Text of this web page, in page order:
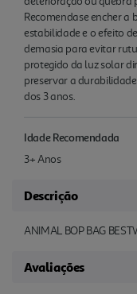
Recomendase encher a
estabilidade e o efeito
demasia para evitar
protegido da luz solar
preservar a
dos 3 anos.
Idade Recomendada
3+ Anos
Descrição
ANIMAL BOP BAG
Avaliações